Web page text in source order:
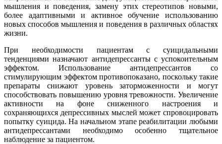
мышления и поведения, замену этих стереотипов новыми,
более адаптивными и активное обучение использованию
новых способов мышления и поведения в различных областях
жизни.
При необходимости пациентам с суицидальными
тенденциями назначают антидепрессанты с успокоительным
эффектом. Использование антидепрессантов со
стимулирующим эффектом противопоказано, поскольку такие
препараты снижают уровень заторможенности и могут
способствовать повышению уровня тревожности. Увеличение
активности на фоне сниженного настроения и
сохраняющихся депрессивных мыслей может спровоцировать
попытку суицида. На начальном этапе реабилитации любыми
антидепрессантами необходимо особенно тщательное
наблюдение за пациентом.